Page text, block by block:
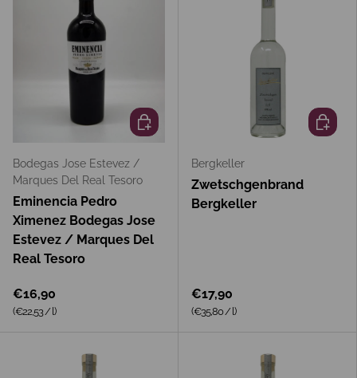
Bodegas Jose Estevez /
Marques Del Real Tesoro
Eminencia Pedro
Ximenez Bodegas Jose
Estevez / Marques Del
Real Tesoro
€16,90
Grundpreis
(€22,53 /l)
In den Warenkorb
Bergkeller
Zwetschgenbrand
Bergkeller
€17,90
Grundpreis
(€35,80/l)
In den